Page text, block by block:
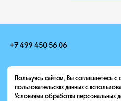
+7 499 450 56 06
hello@heroescamp.ru
Москва, Конный переулок, 12
Пользуясь сайтом, Вы соглашаетесь
пользовательских данных с
Условиямиобработки персональных